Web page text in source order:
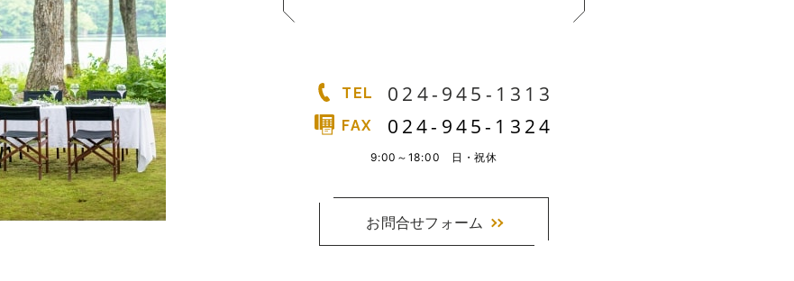
TEL 024-945-1313
FAX 024-945-1324
9:00～18:00 日・祝休
お問合せフォーム